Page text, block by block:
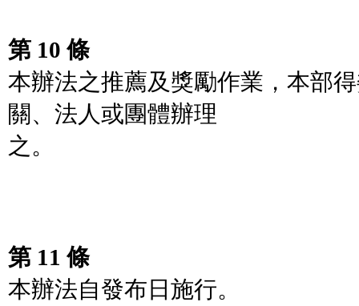
第 10 條
本辦法之推薦及獎勵作業，本部
關、法人或團體辦理
之。
第 11 條
本辦法自發布日施行。